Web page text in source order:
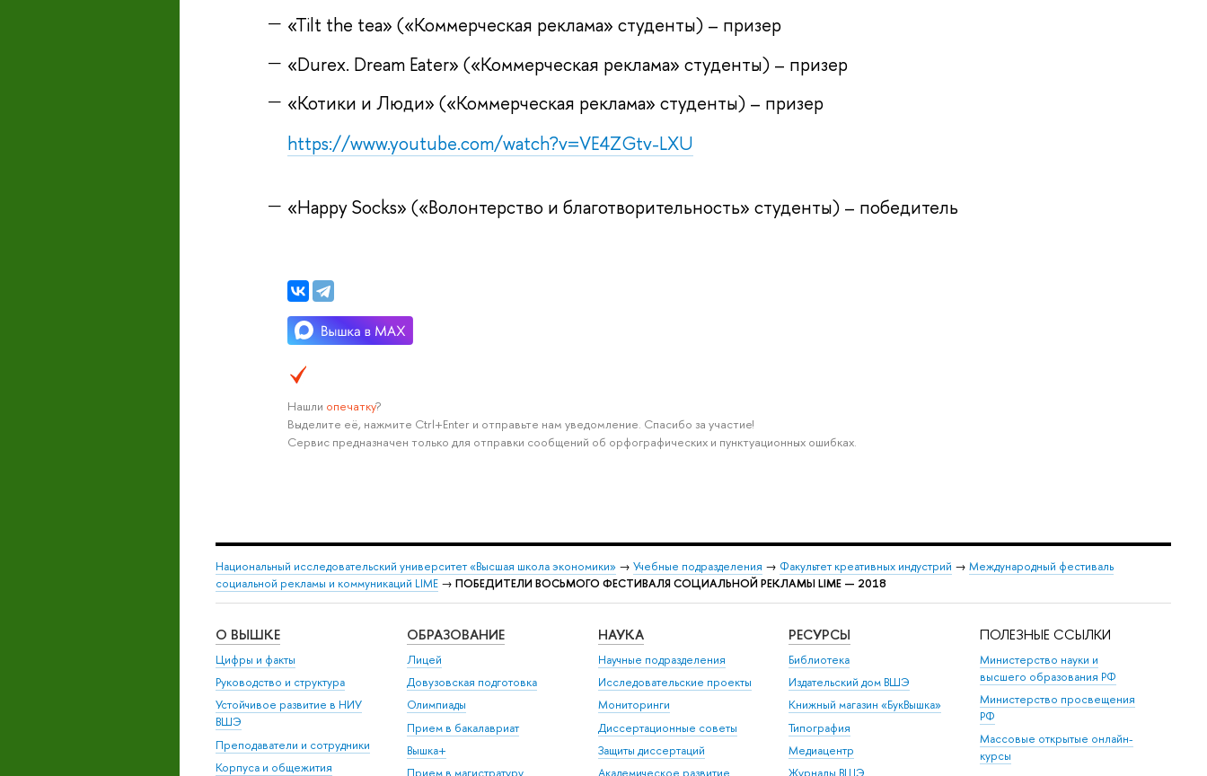
«Tilt the tea» («Коммерческая реклама» студенты) – призер
«Durex. Dream Eater» («Коммерческая реклама» студенты) – призер
«Котики и Люди» («Коммерческая реклама» студенты) – призер
https://www.youtube.com/watch?v=VE4ZGtv-LXU
«Happy Socks» («Волонтерство и благотворительность» студенты) – победитель
Нашли опечатку?
Выделите её, нажмите Ctrl+Enter и отправьте нам уведомление. Спасибо за участие!
Сервис предназначен только для отправки сообщений об орфографических и пунктуационных ошибках.
Национальный исследовательский университет «Высшая школа экономики» → Учебные подразделения → Факультет креативных индустрий → Международный фестиваль
социальной рекламы и коммуникаций LIME → ПОБЕДИТЕЛИ ВОСЬМОГО ФЕСТИВАЛЯ СОЦИАЛЬНОЙ РЕКЛАМЫ LIME — 2018
О ВЫШКЕ
Цифры и факты
Руководство и структура
Устойчивое развитие в НИУ
ВШЭ
Преподаватели и сотрудники
Корпуса и общежития
ОБРАЗОВАНИЕ
Лицей
Довузовская подготовка
Олимпиады
Прием в бакалавриат
Вышка+
НАУКА
Научные подразделения
Исследовательские проекты
Мониторинги
Диссертационные советы
Защиты диссертаций
РЕСУРСЫ
Библиотека
Издательский дом ВШЭ
Книжный магазин «БукВышка»
Типография
Медиацентр
ПОЛЕЗНЫЕ ССЫЛКИ
Министерство науки и
высшего образования РФ
Министерство просвещения
РФ
Массовые открытые онлайн-
курсы